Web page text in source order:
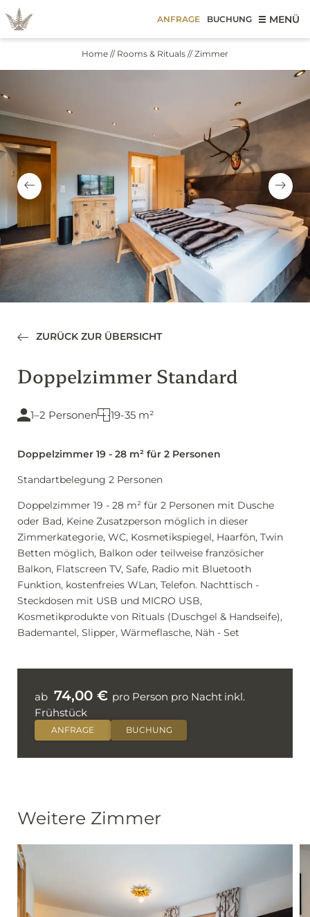
ANFRAGE BUCHUNG MENÜ
Home // Rooms & Rituals //Zimmer
ZURÜCK ZUR ÜBERSICHT
Doppelzimmer Standard
1–2 Personen 19-35 m²
Doppelzimmer 19 - 28 m² für 2 Personen
Standartbelegung 2 Personen
Doppelzimmer 19 - 28 m² für 2 Personen mit Dusche
oder Bad, Keine Zusatzperson möglich in dieser
Zimmerkategorie, WC, Kosmetikspiegel, Haarfön, Twin
Betten möglich, Balkon oder teilweise französicher
Balkon, Flatscreen TV, Safe, Radio mit Bluetooth
Funktion, kostenfreies WLan, Telefon. Nachttisch -
Steckdosen mit USB und MICRO USB,
Kosmetikprodukte von Rituals (Duschgel & Handseife),
Bademantel, Slipper, Wärmeflasche, Näh - Set
ab 74,00 € pro Person pro Nacht inkl.
Frühstück
ANFRAGE BUCHUNG
Weitere Zimmer